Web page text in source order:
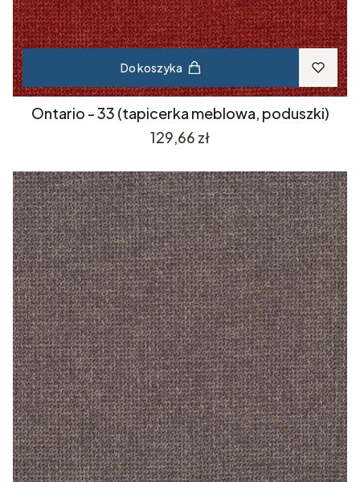
Do koszyka
Ontario - 33 (tapicerka meblowa, poduszki)
Cena
129,66 zł